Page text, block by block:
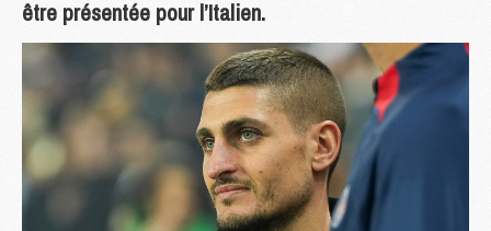
être présentée pour l’Italien.